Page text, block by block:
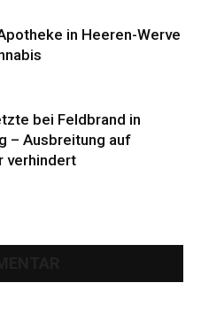
in Heeren-Werve
bei Feldbrand in
– Ausbreitung auf
verhindert